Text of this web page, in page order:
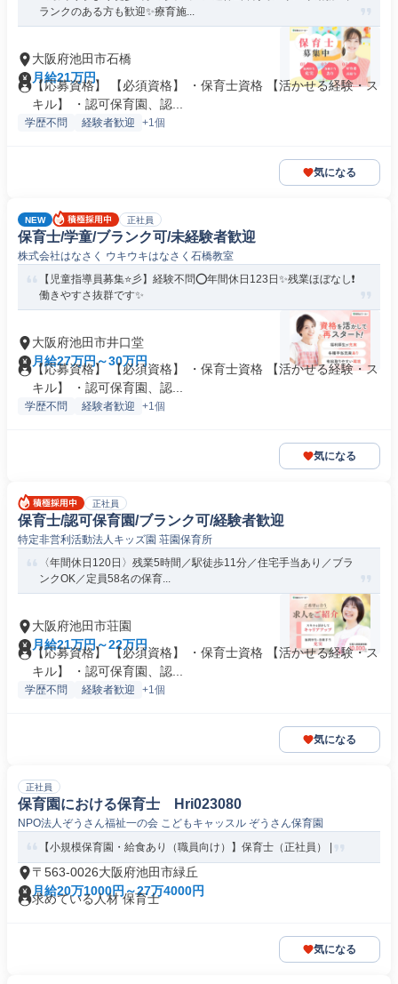
ランクのある方も歓迎✨療育施...
大阪府池田市石橋
月給21万円
【応募資格】 【必須資格】 ・保育士資格 【活かせる経験・ス
キル】 ・認可保育園、認...
学歴不問 経験者歓迎 +1個
気になる
NEW 正社員
保育士/学童/ブランク可/未経験者歓迎
株式会社はなさく ウキウキはなさく石橋教室
【児童指導員募集⭐彡】経験不問⭕年間休日123日✨残業ほぼなし❗️
働きやすさ抜群です✨
大阪府池田市井口堂
月給27万円～30万円
【応募資格】 【必須資格】 ・保育士資格 【活かせる経験・ス
キル】 ・認可保育園、認...
学歴不問 経験者歓迎 +1個
気になる
正社員
保育士/認可保育園/ブランク可/経験者歓迎
特定非営利活動法人キッズ園 荘園保育所
〈年間休日120日〉残業5時間／駅徒歩11分／住宅手当あり／ブラ
ンクOK／定員58名の保育...
大阪府池田市荘園
月給21万円～22万円
【応募資格】 【必須資格】 ・保育士資格 【活かせる経験・ス
キル】 ・認可保育園、認...
学歴不問 経験者歓迎 +1個
気になる
正社員
保育園における保育士 Hri023080
NPO法人ぞうさん福祉一の会 こどもキャッスル ぞうさん保育園
【小規模保育園・給食あり（職員向け）】保育士（正社員） |
〒563-0026大阪府池田市緑丘
月給20万1000円～27万4000円
求めている人材 保育士
気になる